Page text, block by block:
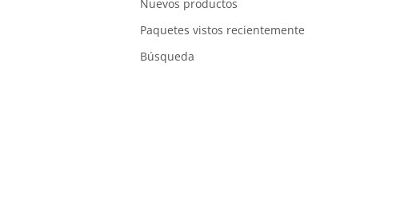
Nuevos productos
Paquetes vistos recientemente
Búsqueda